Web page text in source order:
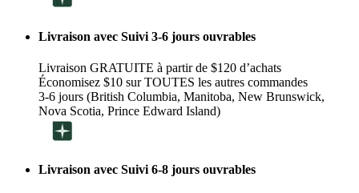
Livraison avec Suivi 3-6 jours ouvrables
Livraison GRATUITE à partir de $120 d’achats
Économisez $10 sur TOUTES les autres commandes
3-6 jours (British Columbia, Manitoba, New Brunswick,
Nova Scotia, Prince Edward Island)
Livraison avec Suivi 6-8 jours ouvrables